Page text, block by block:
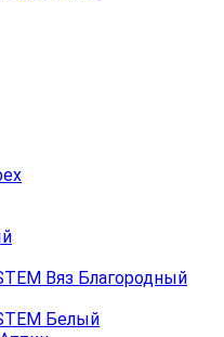
Вяз Благородный
Белый